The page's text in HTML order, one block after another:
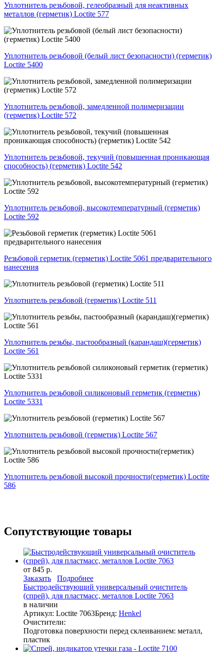
Уплотнитель резьбовой, гелеобразный для неактивных
металлов (герметик) Loctite 577
Уплотнитель резьбовой (белый лист безопасности) (герметик)
Loctite 5400
Уплотнитель резьбовой, замедленной полимеризации
(герметик) Loctite 572
Уплотнитель резьбовой, текучий (повышенная проникающая
способность) (герметик) Loctite 542
Уплотнитель резьбовой, высокотемпературный (герметик)
Loctite 592
Резьбовой герметик (герметик) Loctite 5061 предварительного
нанесения
Уплотнитель резьбовой (герметик) Loctite 511
Уплотнитель резьбы, пастообразный (карандаш)(герметик)
Loctite 561
Уплотнитель резьбовой силиконовый герметик (герметик)
Loctite 5331
Уплотнитель резьбовой (герметик) Loctite 567
Уплотнитель резьбовой высокой прочности(герметик) Loctite
586
Сопутствующие товары
от 845 р.
Заказать
Подробнее
Быстродействующий универсальный очиститель
(спрей), для пластмасс, металлов Loctite 7063
в наличии
Артикул: Loctite 7063Бренд: Henkel
Очистители:
Подготовка поверхности перед склеиванием: металл,
пластик